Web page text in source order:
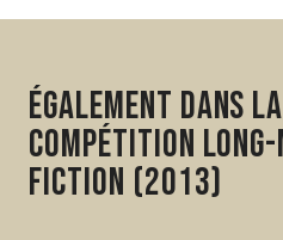
Également dans
Compétition
fiction (2013)